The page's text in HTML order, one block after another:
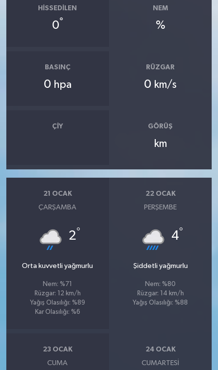
HISSEDILEN
0°
NEM
%
BASINÇ
0 hpa
RÜZGAR
0 km/s
ÇIY GÖRÜŞ
km
21 OCAK
ÇARŞAMBA
2°
Orta kuvvetli yağmurlu
Nem: %71
Rüzgar: 12 km/h
Yağış Olasılığı: %89
Kar Olasılığı: %6
22 OCAK
PERŞEMBE
4°
Şiddetli yağmurlu
Nem: %80
Rüzgar: 14 km/h
Yağış Olasılığı: %88
23 OCAK
CUMA
24 OCAK
CUMARTESI